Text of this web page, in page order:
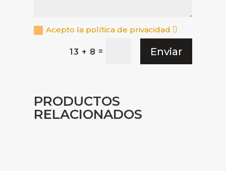
Acepto la política de privacidad
13 + 8 = Enviar
PRODUCTOS
RELACIONADOS